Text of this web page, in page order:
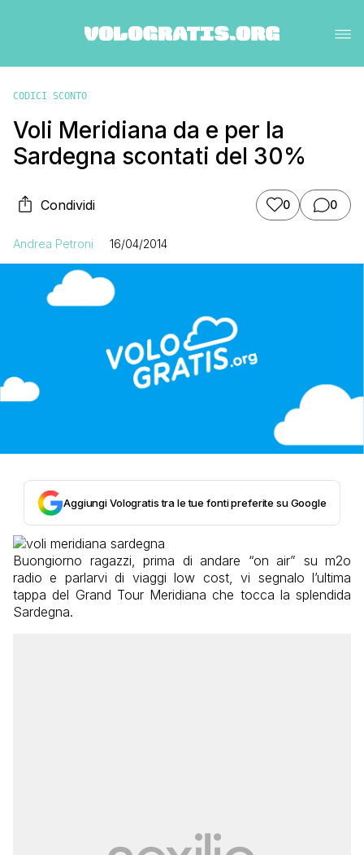
CODICI SCONTO
Voli Meridiana da e per la
Sardegna scontati del 30%
Condividi 0 0
Andrea Petroni 16/04/2014
Aggiungi Vologratis tra le tue fonti preferite su Google
Buongiorno ragazzi, prima di andare “on air” su m2o
radio e parlarvi di viaggi low cost, vi segnalo l’ultima
tappa del Grand Tour Meridiana che tocca la splendida
Sardegna.